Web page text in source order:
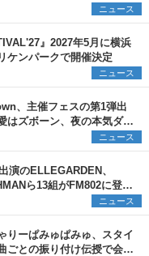
】
ニュース
』2027年5月に横浜
ケンパークで開催決定
ニュース
、主催フェスの第1弾出
はズボーン、夜の本気ダン
」のMVも公開に
ニュース
演のELLEGARDEN、
ら13組がFM802に登
の“渾身の1曲”をセレクト
ニュース
りーぱみゅぱみゅ、スタイ
ごとの振り付け伝授で会場